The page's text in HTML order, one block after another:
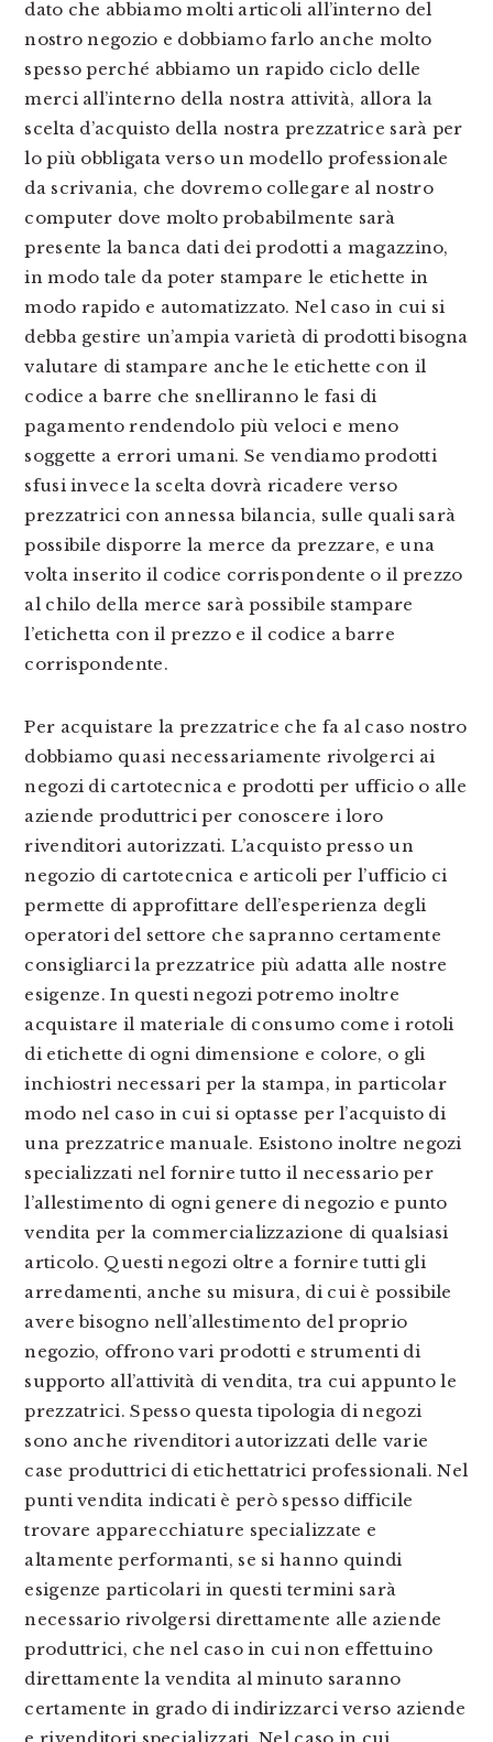
dato che abbiamo molti articoli all’interno del
nostro negozio e dobbiamo farlo anche molto
spesso perché abbiamo un rapido ciclo delle
merci all’interno della nostra attività, allora la
scelta d’acquisto della nostra prezzatrice sarà per
lo più obbligata verso un modello professionale
da scrivania, che dovremo collegare al nostro
computer dove molto probabilmente sarà
presente la banca dati dei prodotti a magazzino,
in modo tale da poter stampare le etichette in
modo rapido e automatizzato. Nel caso in cui si
debba gestire un’ampia varietà di prodotti bisogna
valutare di stampare anche le etichette con il
codice a barre che snelliranno le fasi di
pagamento rendendolo più veloci e meno
soggette a errori umani. Se vendiamo prodotti
sfusi invece la scelta dovrà ricadere verso
prezzatrici con annessa bilancia, sulle quali sarà
possibile disporre la merce da prezzare, e una
volta inserito il codice corrispondente o il prezzo
al chilo della merce sarà possibile stampare
l’etichetta con il prezzo e il codice a barre
corrispondente.
Per acquistare la prezzatrice che fa al caso nostro
dobbiamo quasi necessariamente rivolgerci ai
negozi di cartotecnica e prodotti per ufficio o alle
aziende produttrici per conoscere i loro
rivenditori autorizzati. L’acquisto presso un
negozio di cartotecnica e articoli per l’ufficio ci
permette di approfittare dell’esperienza degli
operatori del settore che sapranno certamente
consigliarci la prezzatrice più adatta alle nostre
esigenze. In questi negozi potremo inoltre
acquistare il materiale di consumo come i rotoli
di etichette di ogni dimensione e colore, o gli
inchiostri necessari per la stampa, in particolar
modo nel caso in cui si optasse per l’acquisto di
una prezzatrice manuale. Esistono inoltre negozi
specializzati nel fornire tutto il necessario per
l’allestimento di ogni genere di negozio e punto
vendita per la commercializzazione di qualsiasi
articolo. Questi negozi oltre a fornire tutti gli
arredamenti, anche su misura, di cui è possibile
avere bisogno nell’allestimento del proprio
negozio, offrono vari prodotti e strumenti di
supporto all’attività di vendita, tra cui appunto le
prezzatrici. Spesso questa tipologia di negozi
sono anche rivenditori autorizzati delle varie
case produttrici di etichettatrici professionali. Nel
punti vendita indicati è però spesso difficile
trovare apparecchiature specializzate e
altamente performanti, se si hanno quindi
esigenze particolari in questi termini sarà
necessario rivolgersi direttamente alle aziende
produttrici, che nel caso in cui non effettuino
direttamente la vendita al minuto saranno
certamente in grado di indirizzarci verso aziende